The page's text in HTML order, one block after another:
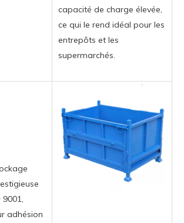
capacité de charge élevée,
ce qui le rend idéal pour les
entrepôts et les
supermarchés.
adhésion